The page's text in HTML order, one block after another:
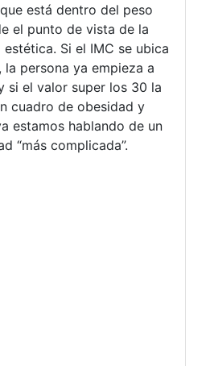
está dentro del peso
el punto de vista de la
Si el IMC se ubica
persona ya empieza a
si el valor super los 30 la
cuadro de obesidad y
estamos hablando de un
“más complicada”.